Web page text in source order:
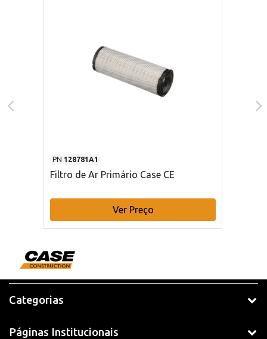
PN 128781A1
Filtro de Ar Primário Case CE
Ver Preço
Categorias
Páginas Institucionais